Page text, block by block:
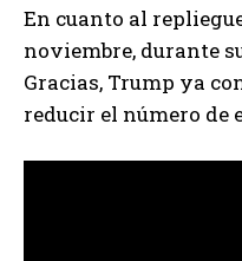
En cuanto al
noviembre, durante
Gracias, Trump ya
reducir el número de